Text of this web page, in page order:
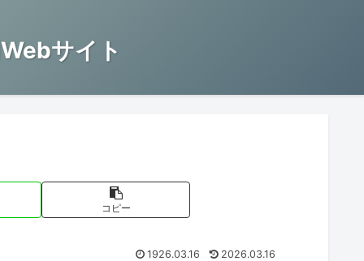
サイト
コピー
1926.03.16 2026.03.16